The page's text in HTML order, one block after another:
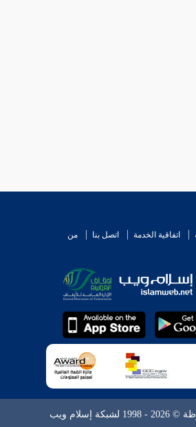
اتفاقية الخدمة اتصل بنا
من
إسلام ويب